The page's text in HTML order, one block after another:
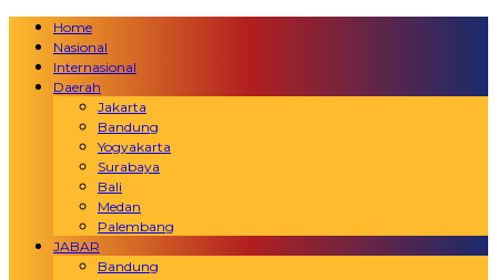
Home
Nasional
Internasional
Daerah
Jakarta
Bandung
Yogyakarta
Surabaya
Bali
Medan
Palembang
JABAR
Bandung